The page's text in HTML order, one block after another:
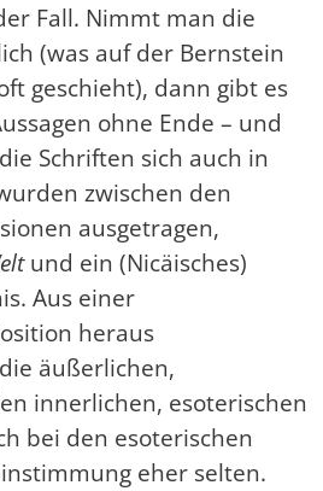
Fall. Nimmt man die
(was auf der Bernstein
geschieht), dann gibt es
ohne Ende – und
Schriften sich auch in
zwischen den
ausgetragen,
und ein (Nicäisches)
Aus einer
heraus
äußerlichen,
innerlichen, esoterischen
bei den esoterischen
eher selten.